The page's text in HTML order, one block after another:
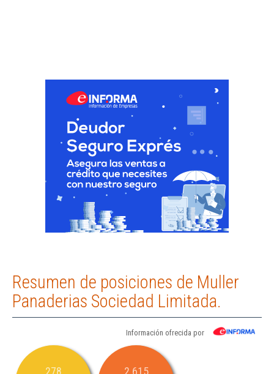
Resumen de posiciones de Muller
Panaderias Sociedad Limitada.
Información ofrecida por